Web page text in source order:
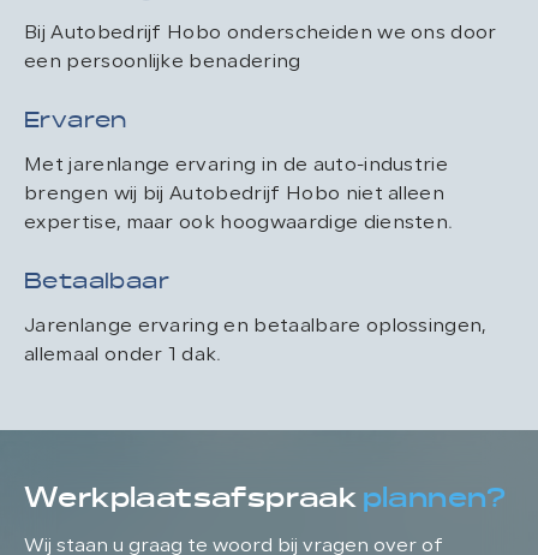
Bij Autobedrijf Hobo onderscheiden we ons door
een persoonlijke benadering
Ervaren
Met jarenlange ervaring in de auto-industrie
brengen wij bij Autobedrijf Hobo niet alleen
expertise, maar ook hoogwaardige diensten.
Betaalbaar
Jarenlange ervaring en betaalbare oplossingen,
allemaal onder 1 dak.
Werkplaatsafspraakplannen?
Wij staan u graag te woord bij vragen over of